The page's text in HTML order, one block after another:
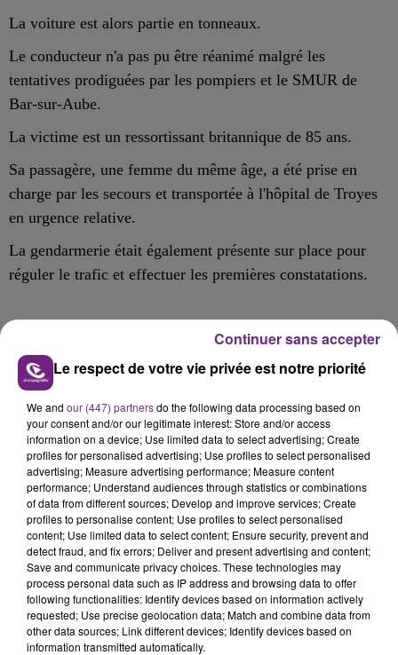
La voiture est alors partie en tonneaux.
Le conducteur n'a pas pu être réanimé malgré les
tentatives prodiguées par les pompiers et le SMUR de
Bar-sur-Aube.
La victime est un ressortissant britannique de 85 ans.
Sa passagère, une femme du même âge, a été prise en
charge par les secours et transportée à l'hôpital de Troyes
en urgence relative.
La gendarmerie était également présente sur place pour
réguler le trafic et effectuer les premières constatations.
FIL D'ACTU
7 août 2026
LA CENTRALE NUCLÉAIRE DE CHOOZ
TOUJOURS À L'ARRÊT
Cela fait déjà une semaine que la centrale
nucléaire ardennaise est à l'arrêt. Une situation
justifiée par la sécheresse intense qui est toujours
Le respect de votre vie privée est notre priorité
We and our (447) partnersdo the following data processing based on
your consent and/or our legitimate interest: Store and/or access
information on a device; Use limited data to select advertising; Create
profiles for personalised advertising; Use profiles to select personalised
advertising; Measure advertising performance; Measure content
performance; Understand audiences through statistics or combinations
of data from different sources; Develop and improve services; Create
profiles to personalise content; Use profiles to select personalised
content; Use limited data to select content; Ensure security, prevent and
detect fraud, and fix errors; Deliver and present advertising and content;
Save and communicate privacy choices. These technologies may
process personal data such as IP address and browsing data to offer
following functionalities: Identify devices based on information actively
requested; Use precise geolocation data; Match and combine data from
other data sources; Link different devices; Identify devices based on
information transmitted automatically.
Continuer sans accepter